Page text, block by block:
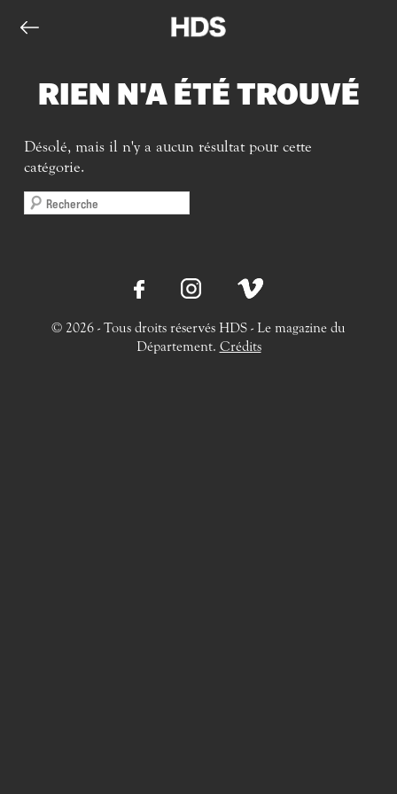
RIEN N'A ÉTÉ TROUVÉ
Désolé, mais il n'y a aucun résultat pour cette
catégorie.
© 2026 - Tous droits réservés HDS - Le magazine du
Département. Crédits